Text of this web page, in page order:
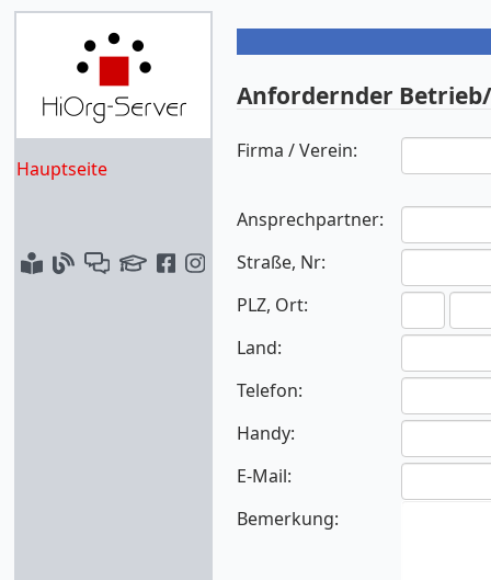
Hauptseite
Anfordernder
Firma / Verein:
Ansprechpartner:
Straße, Nr:
PLZ, Ort:
Land:
Telefon:
Handy:
E-Mail:
Bemerkung: